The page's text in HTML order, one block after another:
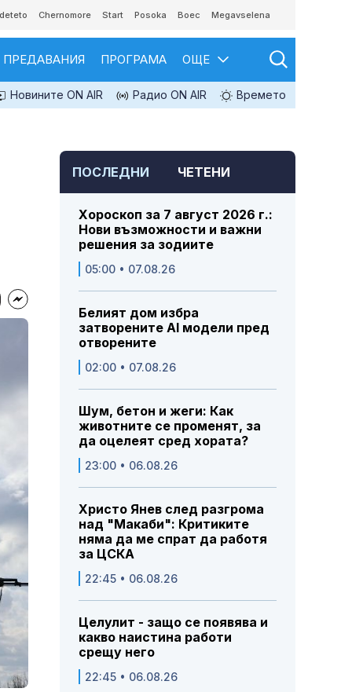
Chernomore Start Posoka Boec Megavselena
ПРЕДАВАНИЯ ПРОГРАМА ОЩЕ
Новините ON AIR Радио ON AIR Времето
ПОСЛЕДНИ ЧЕТЕНИ
Хороскоп за 7 август 2026 г.:
Нови възможности и важни
решения за зодиите
05:00 • 07.08.26
Белият дом избра
затворените AI модели пред
отворените
02:00 • 07.08.26
Шум, бетон и жеги: Как
животните се променят, за
да оцелеят сред хората?
23:00 • 06.08.26
Христо Янев след разгрома
над "Макаби": Критиките
няма да ме спрат да работя
за ЦСКА
22:45 • 06.08.26
Целулит - защо се появява и
какво наистина работи
срещу него
22:45 • 06.08.26